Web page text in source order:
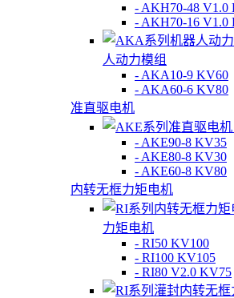
- AKH70-48 V1.0
- AKH70-16 V1.0
人动力模组
- AKA10-9 KV60
- AKA60-6 KV80
准直驱电机
- AKE90-8 KV35
- AKE80-8 KV30
- AKE60-8 KV80
内转无框力矩电机
力矩电机
- RI50 KV100
- RI100 KV105
- RI80 V2.0 KV75